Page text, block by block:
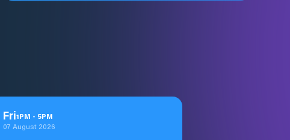
Fri1PM - 5PM
07 August 2026